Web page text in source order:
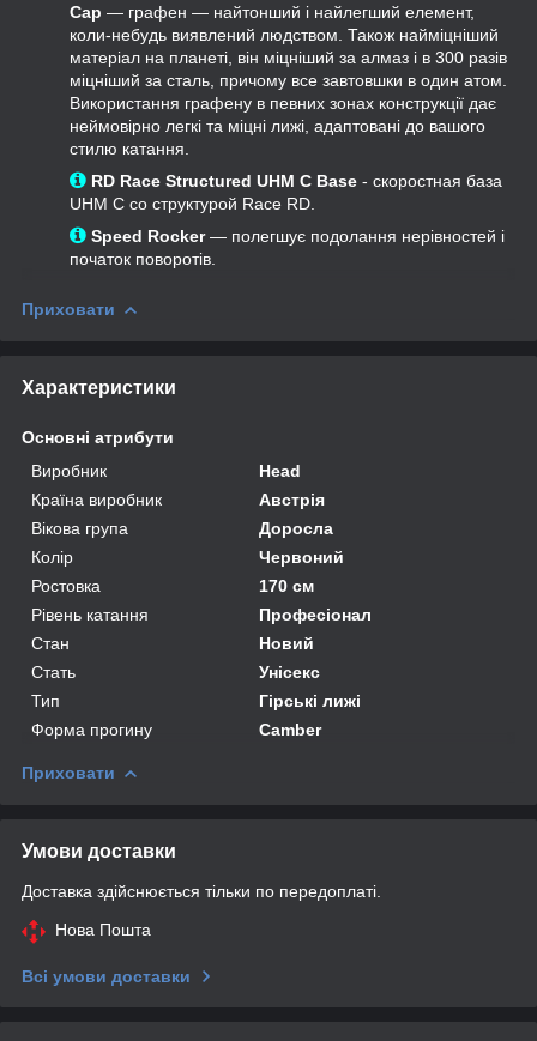
Cap — графен — найтонший і найлегший елемент,
коли-небудь виявлений людством. Також найміцніший
матеріал на планеті, він міцніший за алмаз і в 300 разів
міцніший за сталь, причому все завтовшки в один атом.
Використання графену в певних зонах конструкції дає
неймовірно легкі та міцні лижі, адаптовані до вашого
стилю катання.
RD Race Structured UHM C Base - скоростная база
UHM C со структурой Race RD.
Speed Rocker— полегшує подолання нерівностей і
початок поворотів.
Приховати
Характеристики
Основні атрибути
Виробник
Head
Країна виробник
Австрія
Вікова група
Доросла
Колір
Червоний
Ростовка
170 см
Рівень катання
Професіонал
Стан
Новий
Стать
Унісекс
Тип
Гірські лижі
Форма прогину
Camber
Приховати
Умови доставки
Доставка здійснюється тільки по передоплаті.
Нова Пошта
Всі умови доставки